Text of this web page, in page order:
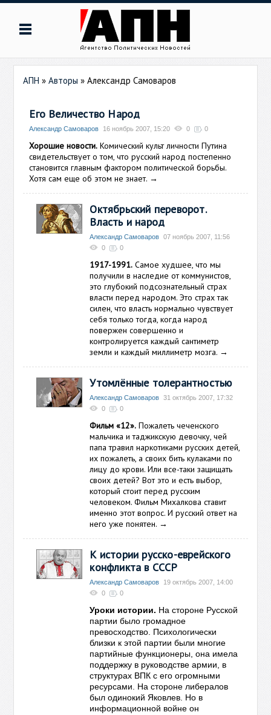
АПН »Авторы »Александр Самоваров
Его Величество Народ
Александр Самоваров 16 ноябрь 2007, 15:20 0 0
Хорошие новости. Комический культ личности Путина
свидетельствует о том, что русский народ постепенно
становится главным фактором политической борьбы.
Хотя сам еще об этом не знает. →
Октябрьский переворот.
Власть и народ
Александр Самоваров
07 ноябрь 2007, 11:56
0
0
1917-1991. Самое худшее, что мы
получили в наследие от коммунистов,
это глубокий подсознательный страх
власти перед народом. Это страх так
силен, что власть нормально чувствует
себя только тогда, когда народ
повержен совершенно и
контролируется каждый сантиметр
земли и каждый миллиметр мозга. →
Утомлённые толерантностью
Александр Самоваров
31 октябрь 2007, 17:32
0
0
Фильм «12». Пожалеть чеченского
мальчика и таджикскую девочку, чей
папа травил наркотиками русских детей,
их пожалеть, а своих бить кулаками по
лицу до крови. Или все-таки защищать
своих детей? Вот это и есть выбор,
который стоит перед русским
человеком. Фильм Михалкова ставит
именно этот вопрос. И русский ответ на
него уже понятен. →
К истории русско-еврейского
конфликта в СССР
Александр Самоваров
19 октябрь 2007, 14:00
0
0
Уроки истории. На стороне Русской
партии было громадное
превосходство. Психологически
близки к этой партии были многие
партийные функционеры, она имела
поддержку в руководстве армии, в
структурах ВПК с его огромными
ресурсами. На стороне либералов
был одинокий Яковлев. Но в
информационной войне он